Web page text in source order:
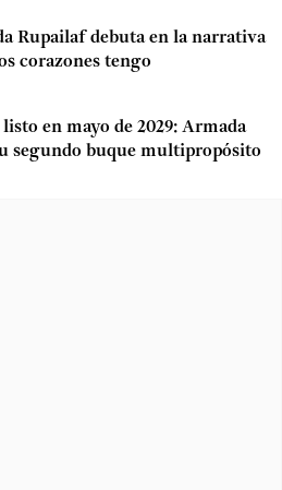
Rupailaf debuta en la narrativa
corazones tengo
en mayo de 2029: Armada
segundo buque multipropósito